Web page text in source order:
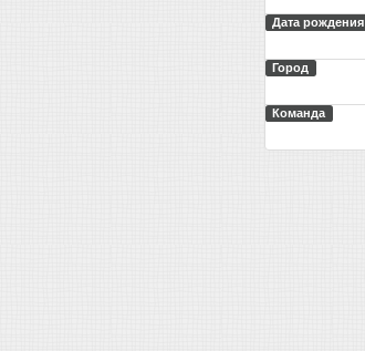
Дата рождения
Город
Команда